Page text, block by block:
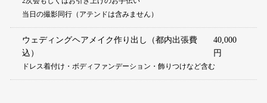
当日の撮影同行（アテンドは含みません）
ウェディングヘアメイク作り出し（都内出張費
込）
40,000
円
ドレス着付け・ボディファンデーション・飾りつけなど含む